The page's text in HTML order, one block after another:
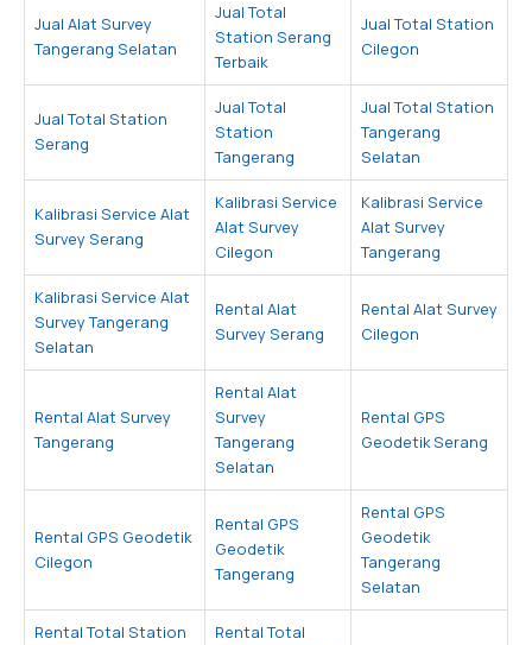
Jual Alat Survey
Tangerang Selatan
Jual Total
Station Serang
Terbaik
Jual Total Station
Cilegon
Jual Total Station
Serang
Jual Total
Station
Tangerang
Jual Total Station
Tangerang
Selatan
Kalibrasi Service Alat
Survey Serang
Kalibrasi Service
Alat Survey
Cilegon
Kalibrasi Service
Alat Survey
Tangerang
Kalibrasi Service Alat
Survey Tangerang
Selatan
Rental Alat
Survey Serang
Rental Alat Survey
Cilegon
Rental Alat Survey
Tangerang
Rental Alat
Survey
Tangerang
Selatan
Rental GPS
Geodetik Serang
Rental GPS Geodetik
Cilegon
Rental GPS
Geodetik
Tangerang
Rental GPS
Geodetik
Tangerang
Selatan
Rental Total Station
Rental Total